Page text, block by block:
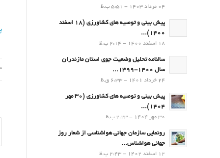
03
04 مرداد 1403 - 5:51 ب.ظ
پیش بینی و توصیه های کشاورزی (18 اسفند
1400)...
18 اسفند 1400 - 2:14 ب.ظ
سالنامه تحلیل وضعیت جوی استان مازندران
سال 1400-1399...
24 خرداد 1401 - 6:33 ق.ظ
پیش بینی و توصیه های کشاورزی (30 مهر
۱۴۰۴)...
30 مهر 1404 - 2:23 ب.ظ
رونمایی سازمان جهانی هواشناسی از شعار روز
جهانی هواشناس...
12 اسفند 1402 - 2:43 ب.ظ